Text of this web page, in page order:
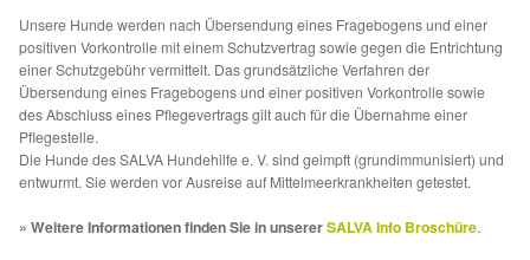
Qualzucht bei Hunden
Sonderfarben bei Hunden
Zwingerhusten
Unsere Hunde werden nach Übersendung eines Fragebogens und einer
positiven Vorkontrolle mit einem Schutzvertrag sowie gegen die Entrichtung
einer Schutzgebühr vermittelt. Das grundsätzliche Verfahren der
Übersendung eines Fragebogens und einer positiven Vorkontrolle sowie
des Abschluss eines Pflegevertrags gilt auch für die Übernahme einer
Pflegestelle.
Die Hunde des SALVA Hundehilfe e. V. sind geimpft (grundimmunisiert) und
entwurmt. Sie werden vor Ausreise auf Mittelmeerkrankheiten getestet.
» Weitere Informationen finden Sie in unsererSALVA Info Broschüre.